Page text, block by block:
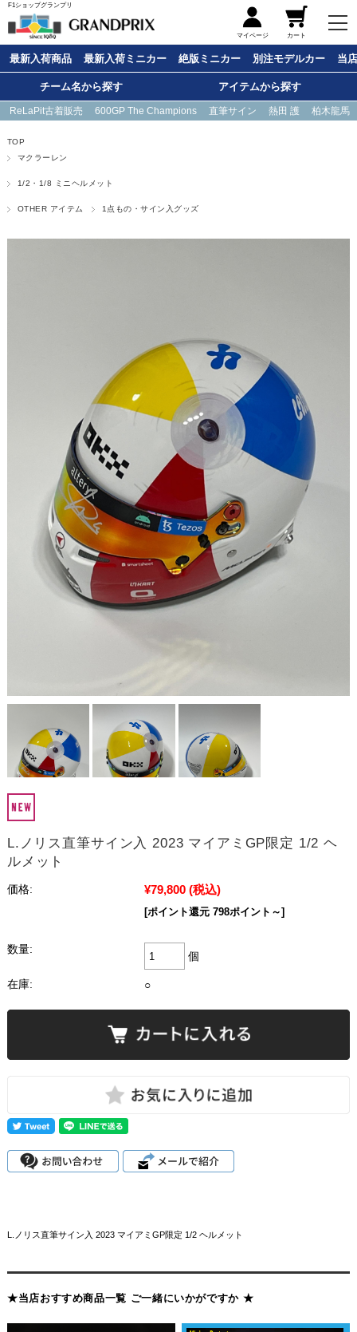
F1ショップグランプリ
マイページ カート
最新入荷商品 最新入荷ミニカー 絶版ミニカー 別注モデルカー 当
チーム名から探す アイテムから探す
ReLaPit古着販売 600GP The Champions 直筆サイン 熱田 護 柏木龍馬
TOP
マクラーレン
1/2・1/8 ミニヘルメット
OTHER アイテム 1点もの・サイン入グッズ
L.ノリス直筆サイン入 2023 マイアミGP限定 1/2 ヘ
ルメット
価格: ¥79,800 (税込)
[ポイント還元 798ポイント～]
数量:
個
在庫: ○
L.ノリス直筆サイン入 2023 マイアミGP限定 1/2 ヘルメット
★当店おすすめ商品一覧 ご一緒にいかがですか ★